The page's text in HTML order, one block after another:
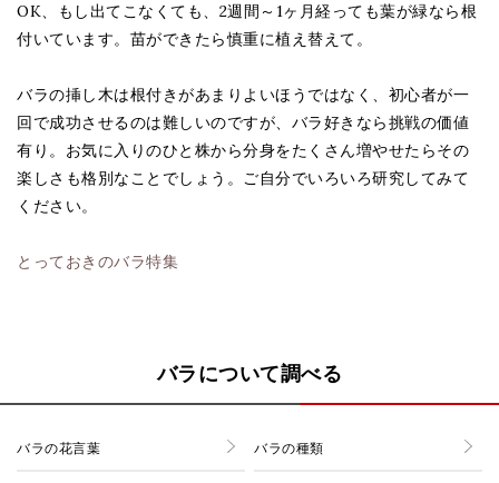
OK、もし出てこなくても、2週間～1ヶ月経っても葉が緑なら根
付いています。苗ができたら慎重に植え替えて。
バラの挿し木は根付きがあまりよいほうではなく、初心者が一
回で成功させるのは難しいのですが、バラ好きなら挑戦の価値
有り。お気に入りのひと株から分身をたくさん増やせたらその
楽しさも格別なことでしょう。ご自分でいろいろ研究してみて
ください。
とっておきのバラ特集
バラについて調べる
バラの花言葉 バラの種類